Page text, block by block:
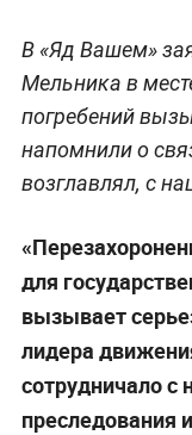
В «Яд Вашем»
Мельника в
погребений
напомнили о
возглавлял, с
для
вызывает
лидера
сотрудничало с
преследования